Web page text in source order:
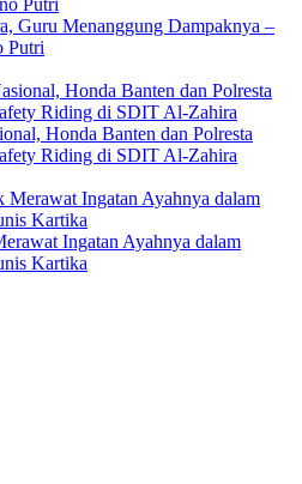
Guru Menanggung Dampaknya –
Putri
Honda Banten dan Polresta
Riding di SDIT Al-Zahira
Ingatan Ayahnya dalam
Kartika